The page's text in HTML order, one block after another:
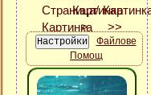
Файлове
Помощ